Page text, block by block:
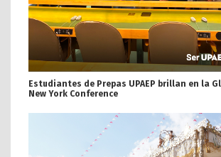
Estudiantes de Prepas UPAEP brillan en la
New York Conference